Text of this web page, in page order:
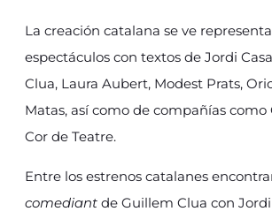
La creación catalana se ve
espectáculos con textos de Jordi
Clua, Laura Aubert, Modest Prats,
Matas, así como de compañías como
Cor de Teatre.
Entre los estrenos catalanes
comediant de Guillem Clua con